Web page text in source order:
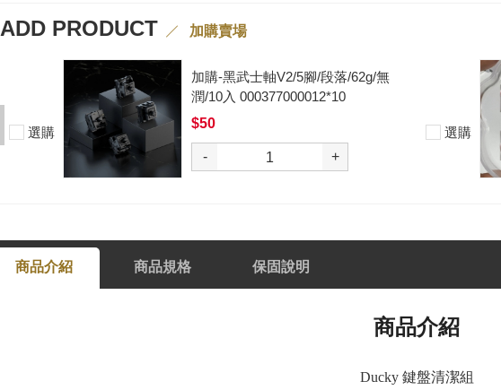
ADD PRODUCT 加購賣場
選購
加購-黑武士軸V2/5腳/段落/62g/無
潤/10入 000377000012*10
$50
- +
選購
商品介紹 商品規格 保固說明
商品介紹
Ducky 鍵盤清潔組